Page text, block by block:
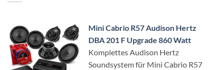
Mini Cabrio R57 Audison Hertz
DBA 201 F Upgrade 860 Watt
Komplettes Audison Hertz
Soundsystem für Mini Cabrio R57